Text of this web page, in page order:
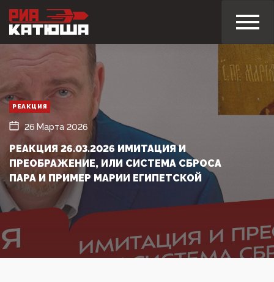
РЕАКЦИЯ
26 Марта 2026
РЕАКЦИЯ 26.03.2026 ИМИТАЦИЯ И
ПРЕОБРАЖЕНИЕ, ИЛИ СИСТЕМА СБРОСА
ПАРА И ПРИМЕР МАРИИ ЕГИПЕТСКОЙ